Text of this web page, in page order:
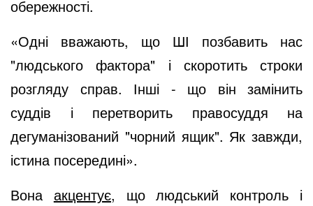
обережності.
«Одні вважають, що ШІ позбавить нас
"людського фактора" і скоротить строки
розгляду справ. Інші - що він замінить
суддів і перетворить правосуддя на
дегуманізований "чорний ящик". Як завжди,
істина посередині».
Вона акцентує, що людський контроль і